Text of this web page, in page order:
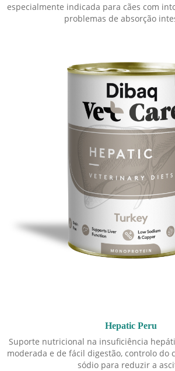
especialmente indicada para cães com
problemas de absorção
Hepatic Peru
Suporte nutricional na insuficiência
moderada e de fácil digestão, controlo do
sódio para reduzir a